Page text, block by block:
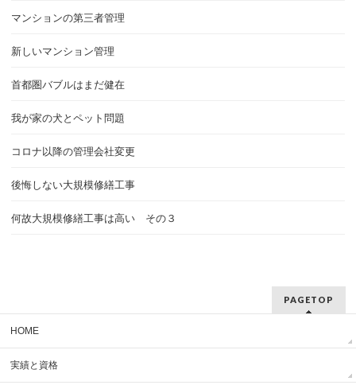
マンションの第三者管理
新しいマンション管理
首都圏バブルはまだ健在
我が家の犬とペット問題
コロナ以降の管理会社変更
後悔しない大規模修繕工事
何故大規模修繕工事は高い その３
PAGETOP
HOME
実績と資格